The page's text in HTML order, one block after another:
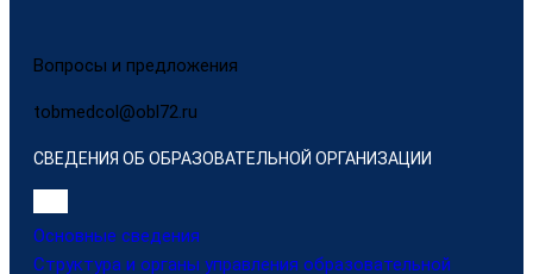
Вопросы и предложения
tobmedcol@obl72.ru
СВЕДЕНИЯ ОБ ОБРАЗОВАТЕЛЬНОЙ ОРГАНИЗАЦИИ
Основные сведения
Структура и органы управления образовательной